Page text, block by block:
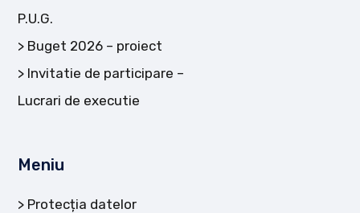
P.U.G.
Buget 2026 – proiect
Invitatie de participare –
Lucrari de executie
Meniu
Protecția datelor